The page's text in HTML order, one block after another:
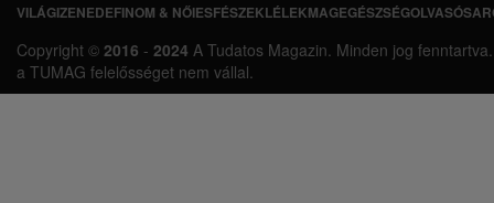
L
á
VILÁGIZENEDEFINOM & NŐIESFÉSZEKLÉLEKMAGEGÉSZSÉG
Copyright © 2016 - 2024 A Tudatos Magazin. Minden jog
a TUMAG felelősséget nem vállal.